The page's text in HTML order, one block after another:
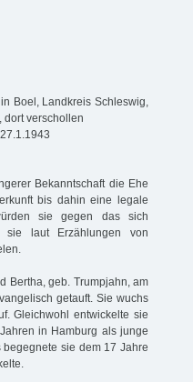
Boel, Landkreis Schleswig,
dort verschollen
Bekanntschaft die Ehe
bis dahin eine legale
sie gegen das sich
sie laut Erzählungen von
Bertha, geb. Trumpjahn, am
getauft. Sie wuchs
Gleichwohl entwickelte sie
in Hamburg als junge
sie dem 17 Jahre